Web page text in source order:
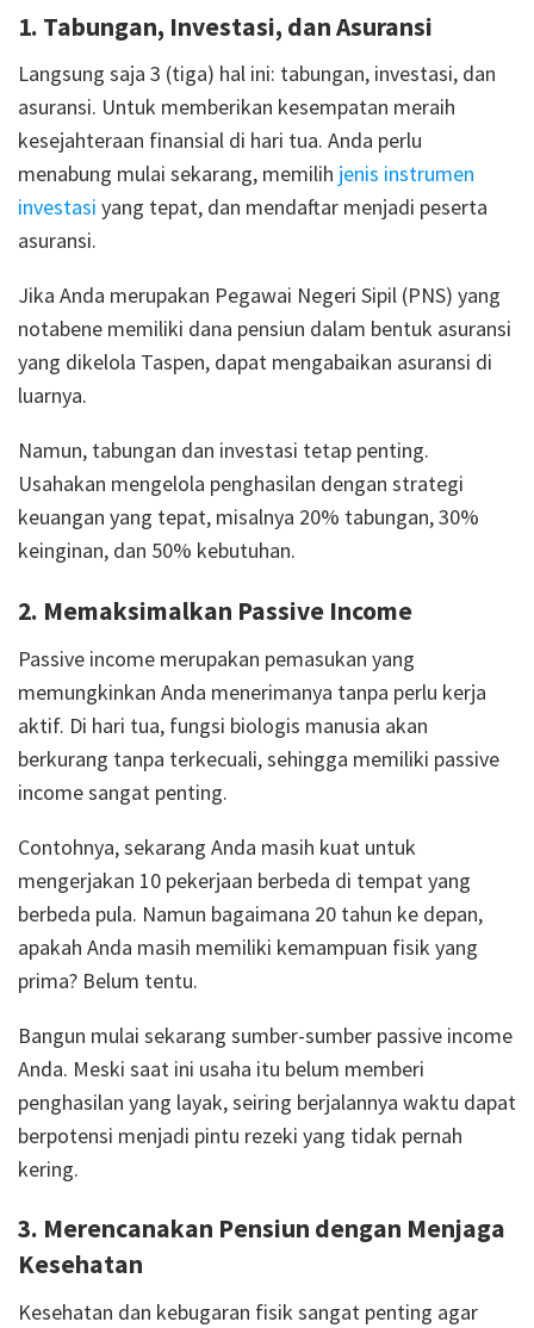
1. Tabungan, Investasi, dan Asuransi
Langsung saja 3 (tiga) hal ini: tabungan, investasi, dan
asuransi. Untuk memberikan kesempatan meraih
kesejahteraan finansial di hari tua. Anda perlu
menabung mulai sekarang, memilih jenis instrumen
investasi yang tepat, dan mendaftar menjadi peserta
asuransi.
Jika Anda merupakan Pegawai Negeri Sipil (PNS) yang
notabene memiliki dana pensiun dalam bentuk asuransi
yang dikelola Taspen, dapat mengabaikan asuransi di
luarnya.
Namun, tabungan dan investasi tetap penting.
Usahakan mengelola penghasilan dengan strategi
keuangan yang tepat, misalnya 20% tabungan, 30%
keinginan, dan 50% kebutuhan.
2. Memaksimalkan Passive Income
Passive income merupakan pemasukan yang
memungkinkan Anda menerimanya tanpa perlu kerja
aktif. Di hari tua, fungsi biologis manusia akan
berkurang tanpa terkecuali, sehingga memiliki passive
income sangat penting.
Contohnya, sekarang Anda masih kuat untuk
mengerjakan 10 pekerjaan berbeda di tempat yang
berbeda pula. Namun bagaimana 20 tahun ke depan,
apakah Anda masih memiliki kemampuan fisik yang
prima? Belum tentu.
Bangun mulai sekarang sumber-sumber passive income
Anda. Meski saat ini usaha itu belum memberi
penghasilan yang layak, seiring berjalannya waktu dapat
berpotensi menjadi pintu rezeki yang tidak pernah
kering.
3. Merencanakan Pensiun dengan Menjaga
Kesehatan
Kesehatan dan kebugaran fisik sangat penting agar